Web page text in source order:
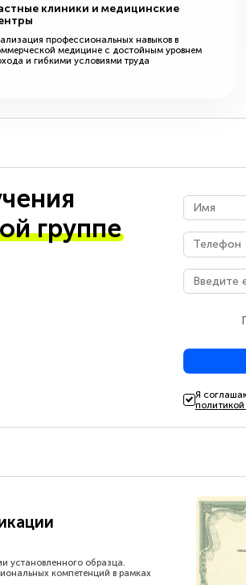
клиники и медицинские
профессиональных навыков в
медицине с достойным уровнем
и гибкими условиями труда
группе
Я
установленного образца.
компетенций в рамках